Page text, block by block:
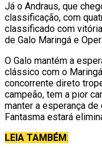
Já o Andraus, que
classificação, com
classificado com
de Galo Maringá e
O Galo mantém a
clássico com o
concorrente direto
campeão, tem a pior
manter a esperança de
Fantasma estará
LEIA TAMBÉM: